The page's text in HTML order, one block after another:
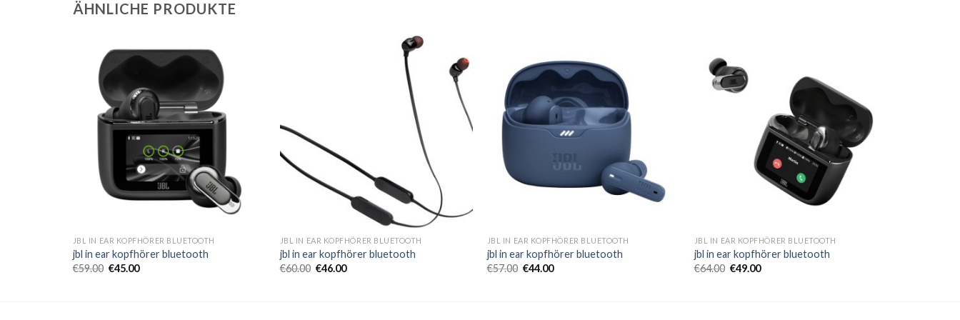
ÄHNLICHE PRODUKTE
JBL IN EAR KOPFHÖRER BLUETOOTH
jbl in ear kopfhörer bluetooth
€59.00 €45.00
JBL IN EAR KOPFHÖRER BLUETOOTH
jbl in ear kopfhörer bluetooth
€60.00 €46.00
JBL IN EAR KOPFHÖRER BLUETOOTH
jbl in ear kopfhörer bluetooth
€57.00 €44.00
JBL IN EAR KOPFHÖRER BLUETOOTH
jbl in ear kopfhörer bluetooth
€64.00 €49.00